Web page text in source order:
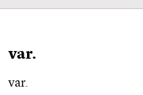
var.
var.